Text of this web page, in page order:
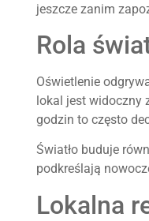
jeszcze zanim
Rola
Oświetlenie
lokal jest widoczny
godzin to często
Światło buduje
podkreślają
Lokalna